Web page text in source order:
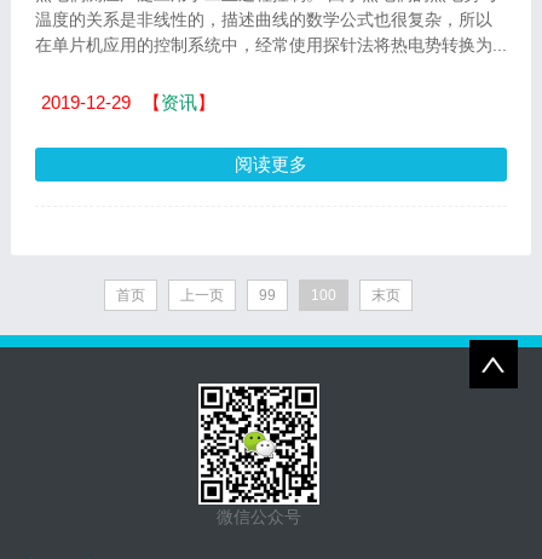
温度的关系是非线性的，描述曲线的数学公式也很复杂，所以
在单片机应用的控制系统中，经常使用探针法将热电势转换为...
2019-12-29 【资讯】
阅读更多
首页 上一页 99 100 末页
微信公众号